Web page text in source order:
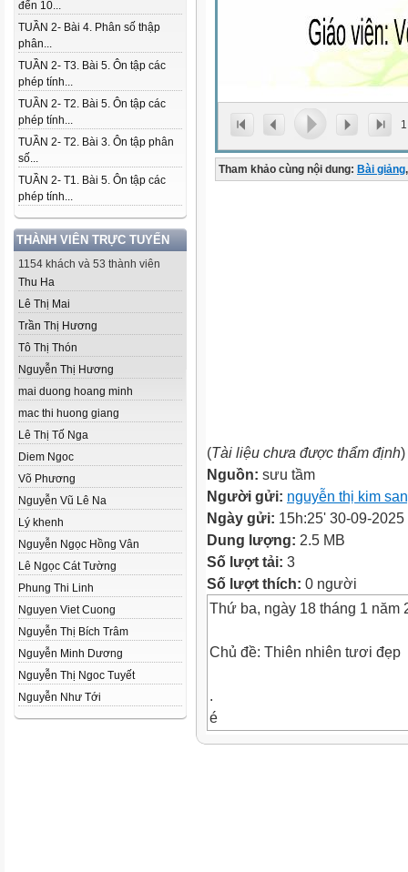
đến 10...
TUẦN 2- Bài 4. Phân số thập
phân...
TUẦN 2- T3. Bài 5. Ôn tập các
phép tính...
TUẦN 2- T2. Bài 5. Ôn tập các
phép tính...
TUẦN 2- T2. Bài 3. Ôn tập phân
số...
TUẦN 2- T1. Bài 5. Ôn tập các
phép tính...
THÀNH VIÊN TRỰC TUYẾN
1154 khách và 53 thành viên
Thu Ha
Lê Thị Mai
Trần Thị Hương
Tô Thị Thón
Nguyễn Thị Hương
mai duong hoang minh
mac thi huong giang
Lê Thị Tố Nga
Diem Ngoc
Võ Phương
Nguyễn Vũ Lê Na
Lý khenh
Nguyễn Ngọc Hồng Vân
Lê Ngọc Cát Tường
Phung Thi Linh
Nguyen Viet Cuong
Nguyễn Thị Bích Trâm
Nguyễn Minh Dương
Nguyễn Thị Ngoc Tuyết
Nguyễn Như Tới
1
Tham khảo cùng nội dung: Bài giảng,
(Tài liệu chưa được thẩm định)
Nguồn: sưu tầm
Người gửi: nguyễn thị kim
Ngày gửi: 15h:25' 30-09-2025
Dung lượng: 2.5 MB
Số lượt tải: 3
Số lượt thích: 0 người
Thứ ba, ngày 18 tháng 1 năm
Chủ đề: Thiên nhiên tươi đẹp
.
é